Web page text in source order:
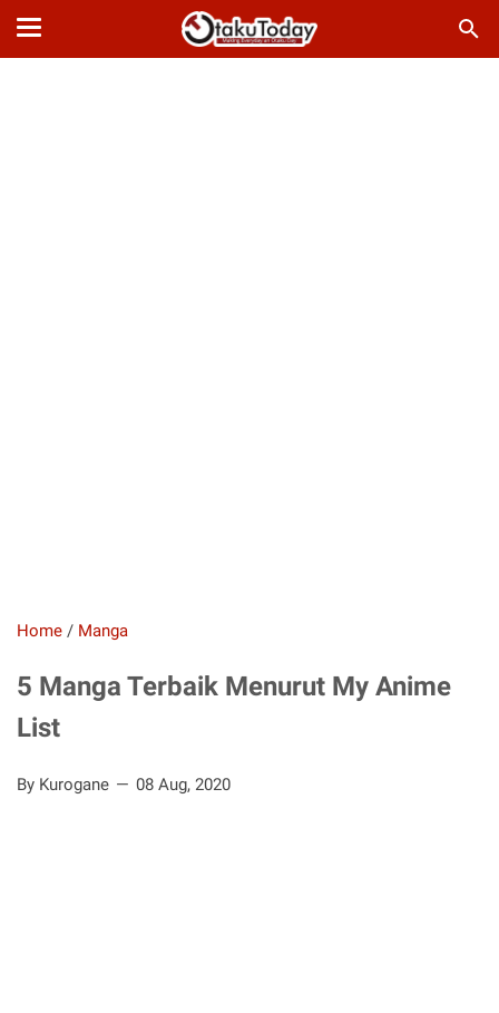
Home / Manga
5 Manga Terbaik Menurut My Anime
List
By Kurogane 08 Aug, 2020